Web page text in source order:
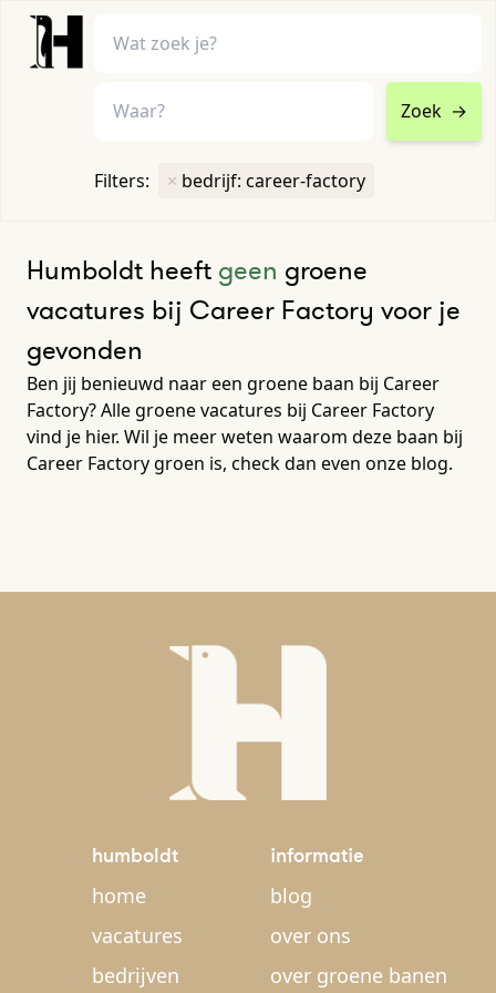
Zoek →
Filters: × bedrijf: career-factory
Humboldt heeft geen groene
vacatures bij Career Factory voor je
gevonden
Ben jij benieuwd naar een groene baan bij Career
Factory? Alle groene vacatures bij Career Factory
vind je hier. Wil je meer weten waarom deze baan bij
Career Factory groen is, check dan even onze blog.
humboldt
home
vacatures
bedrijven
informatie
blog
over ons
over groene banen